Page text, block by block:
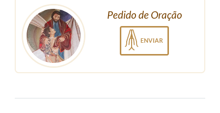
Pedido de Oração
ENVIAR